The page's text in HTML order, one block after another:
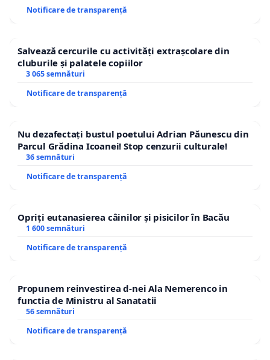
Notificare de transparență
Salvează cercurile cu activități extrașcolare din
cluburile și palatele copiilor
3 065 semnături
Notificare de transparență
Nu dezafectați bustul poetului Adrian Păunescu din
Parcul Grădina Icoanei! Stop cenzurii culturale!
36 semnături
Notificare de transparență
Opriți eutanasierea câinilor și pisicilor în Bacău
1 600 semnături
Notificare de transparență
Propunem reinvestirea d-nei Ala Nemerenco in
functia de Ministru al Sanatatii
56 semnături
Notificare de transparență